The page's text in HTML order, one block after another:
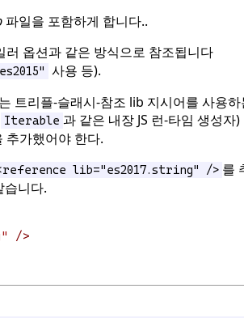
파일을 포함하게 합니다..
러 옵션과 같은 방식으로 참조됩니다
사용 등).
트리플-슬래시-참조 lib 지시어를 사용
Iterable 과 같은 내장 JS 런-타임 생성자
추가했어야 한다.
lib="es2017.string" /> 를
습니다.
/>